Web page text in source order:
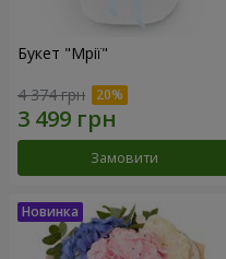
Букет "Мрії"
4 374 грн
Замовити